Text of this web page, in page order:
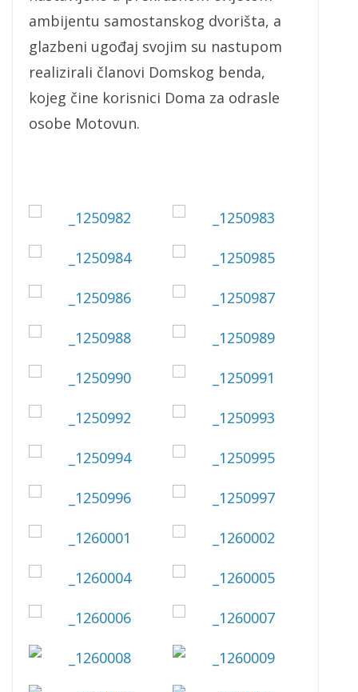
ambijentu samostanskog dvorišta, a
glazbeni ugođaj svojim su nastupom
realizirali članovi Domskog benda,
kojeg čine korisnici Doma za odrasle
osobe Motovun.